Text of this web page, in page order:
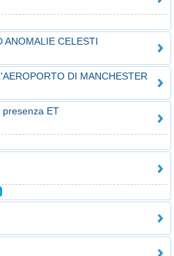
ANOMALIE CELESTI
DI MANCHESTER
ET